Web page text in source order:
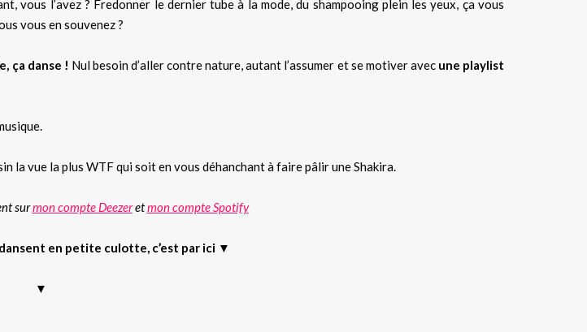
vous l’avez ? Fredonner le dernier tube à la mode, du shampooing plein les yeux, ça vous
vous en souvenez ?
ça danse ! Nul besoin d’aller contre nature, autant l’assumer et se motiver avec une playlist
vue la plus WTF qui soit en vous déhanchant à faire pâlir une Shakira.
surmon compte Deezeretmon compte Spotify
en petite culotte, c’est par ici▼
▼